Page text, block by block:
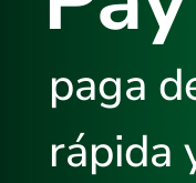
paga
rápida